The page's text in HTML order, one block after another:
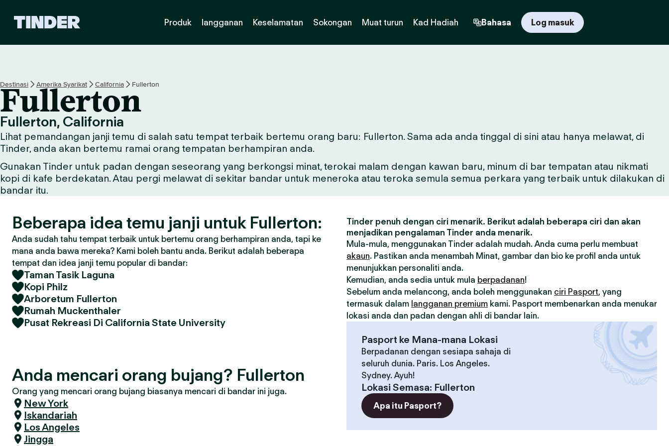
n
U
t
a
m
a
T
n
d
Produk langganan Keselamatan Sokongan Muat turun Kad Hadiah Bahasa Log masuk
Destinasi Amerika Syarikat California Fullerton
Fullerton
Fullerton, California
Lihat pemandangan janji temu di salah satu tempat terbaik bertemu orang baru: Fullerton. Sama ada anda tinggal di sini atau hanya melawat, di
Tinder, anda akan bertemu ramai orang tempatan berhampiran anda.
Gunakan Tinder untuk padan dengan seseorang yang berkongsi minat, terokai malam dengan kawan baru, minum di bar tempatan atau nikmati
kopi di kafe berdekatan. Atau pergi melawat di sekitar bandar untuk meneroka atau teroka semula semua perkara yang terbaik untuk dilakukan di
bandar itu.
Beberapa idea temu janji untuk Fullerton:
Anda sudah tahu tempat terbaik untuk bertemu orang berhampiran anda, tapi ke
mana anda bawa mereka? Kami boleh bantu anda. Berikut adalah beberapa
tempat dan idea janji temu popular di bandar:
Taman Tasik Laguna
Kopi Philz
Arboretum Fullerton
Rumah Muckenthaler
Pusat Rekreasi Di California State University
Anda mencari orang bujang? Fullerton
Orang yang mencari orang bujang biasanya mencari di bandar ini juga.
New York
Iskandariah
Los Angeles
Jingga
Tinder penuh dengan ciri menarik. Berikut adalah beberapa ciri dan akan
menjadikan pengalaman Tinder anda menarik.
Mula-mula, menggunakan Tinder adalah mudah. Anda cuma perlu membuat
akaun. Pastikan anda menambah Minat, gambar dan bio ke profil anda untuk
menunjukkan personaliti anda.
Kemudian, anda sedia untuk mula berpadanan!
Sebelum anda melancong, anda boleh menggunakan ciri Pasport, yang
termasuk dalam langganan premium kami. Pasport membenarkan anda menukar
lokasi anda dan padan dengan ahli di bandar lain.
Pasport ke Mana-mana Lokasi
Berpadanan dengan sesiapa sahaja di
seluruh dunia. Paris. Los Angeles.
Sydney. Ayuh!
Lokasi Semasa: Fullerton
Apa itu Pasport?